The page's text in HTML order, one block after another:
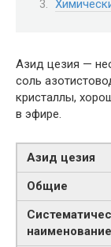
Азид цезия —
соль
кристаллы,
в эфире.
Азид цезия
Общие
наименование